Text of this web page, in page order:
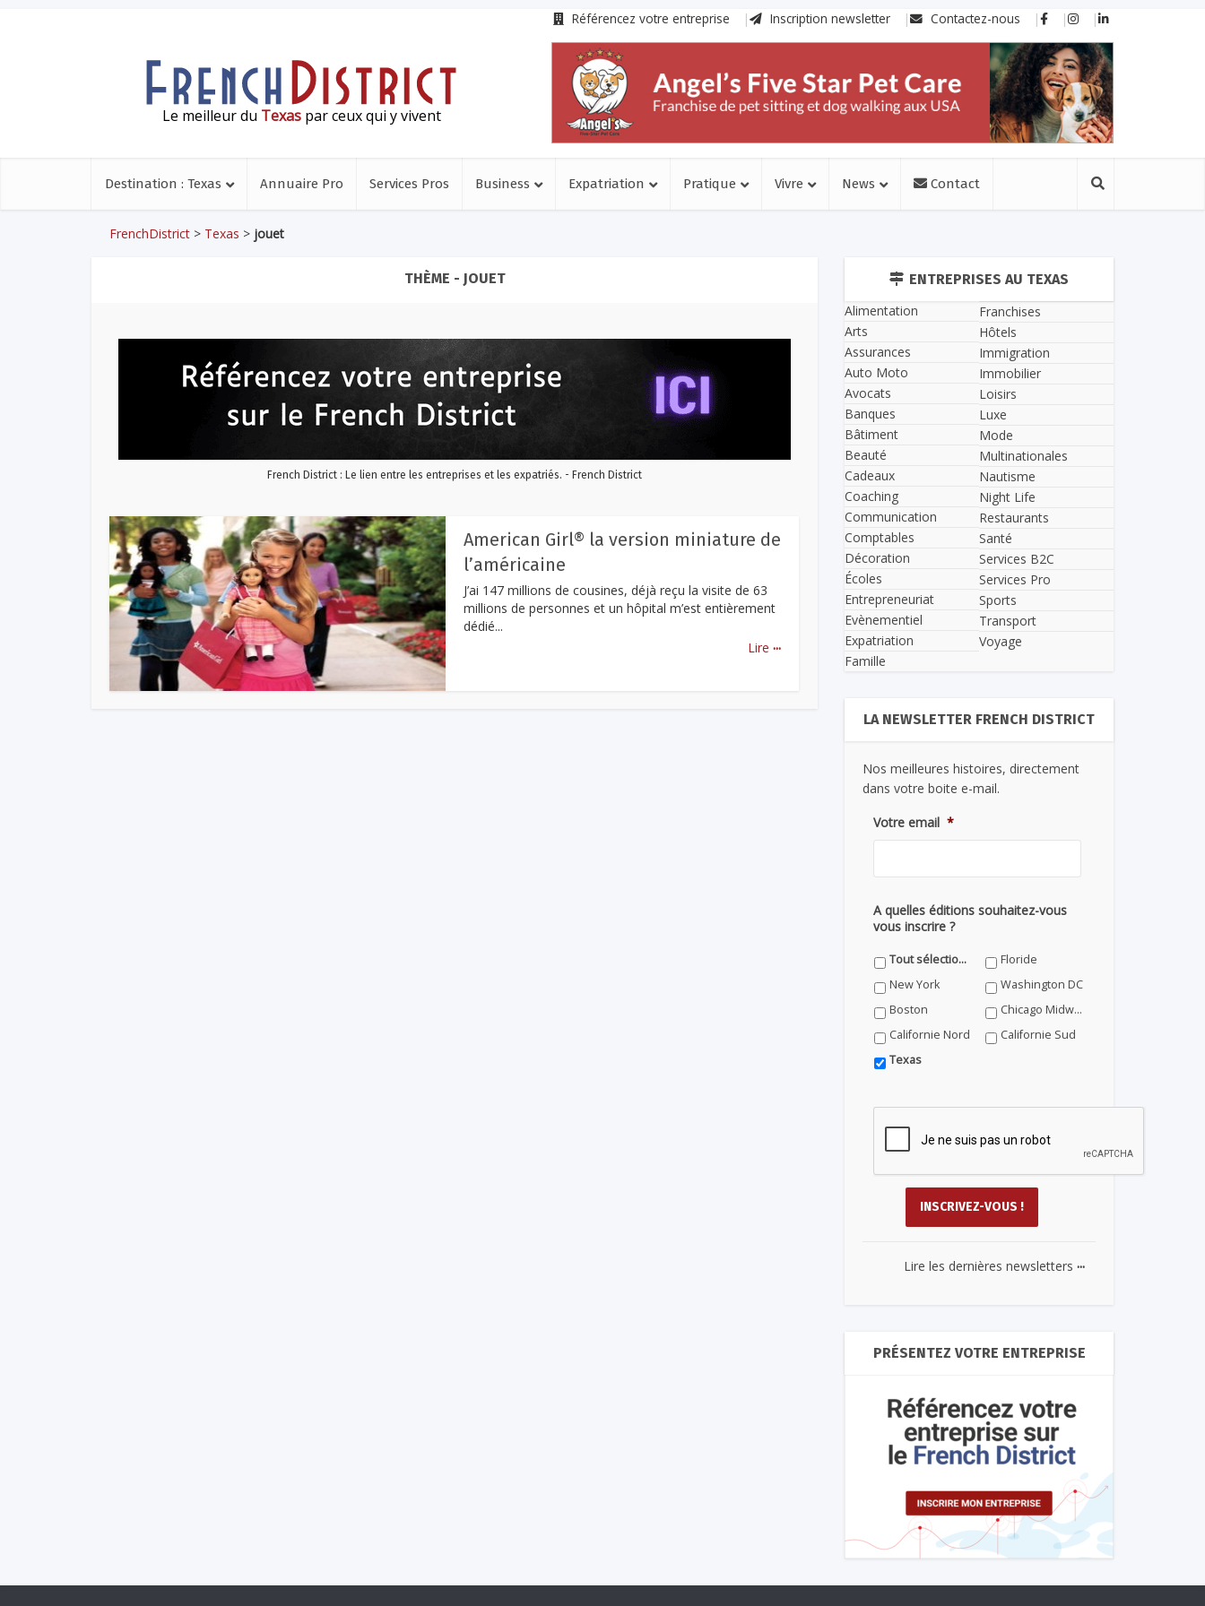
Référencez votre entreprise Inscription newsletter Contactez-nous
Le meilleur du Texaspar ceux qui y vivent
Destination : Texas Annuaire Pro Services Pros Business Expatriation Pratique Vivre News Contact
FrenchDistrict > Texas > jouet
THÈME - JOUET
French District : Le lien entre les entreprises et les expatriés. - French District
American Girl® la version miniature de
l’américaine
J’ai 147 millions de cousines, déjà reçu la visite de 63
millions de personnes et un hôpital m’est entièrement
dédié...
Lire ...
ENTREPRISES AU TEXAS
Alimentation
Arts
Assurances
Auto Moto
Avocats
Banques
Bâtiment
Beauté
Cadeaux
Coaching
Communication
Comptables
Décoration
Écoles
Entrepreneuriat
Evènementiel
Expatriation
Famille
Franchises
Hôtels
Immigration
Immobilier
Loisirs
Luxe
Mode
Multinationales
Nautisme
Night Life
Restaurants
Santé
Services B2C
Services Pro
Sports
Transport
Voyage
LA NEWSLETTER FRENCH DISTRICT
Nos meilleures histoires, directement
dans votre boite e-mail.
Votre email *
A quelles éditions souhaitez-vous
vous inscrire ?
Tout sélectionner
Floride
New York
Washington DC
Boston
Chicago Midwest
Californie Nord
Californie Sud
Texas
Lire les dernières newsletters ...
PRÉSENTEZ VOTRE ENTREPRISE